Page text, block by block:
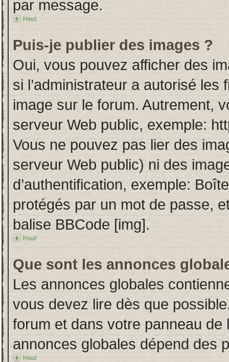
par message.
Haut
Puis-je publier des images ?
Oui, vous pouvez afficher des
si l’administrateur a autorisé
image sur le forum. Autrement,
serveur Web public, exemple:
Vous ne pouvez pas lier des
serveur Web public) ni des
d’authentification, exemple:
protégés par un mot de passe,
balise BBCode [img].
Haut
Que sont les annonces
Les annonces globales
vous devez lire dès que
forum et dans votre panneau de
annonces globales dépend des
Haut